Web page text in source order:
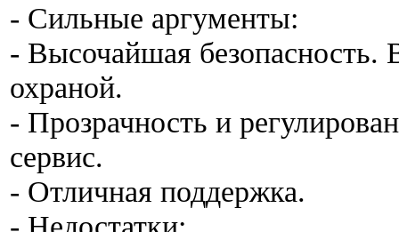
- Сильные аргументы:
- Высочайшая
охраной.
- Прозрачность и
сервис.
- Отличная поддержка.